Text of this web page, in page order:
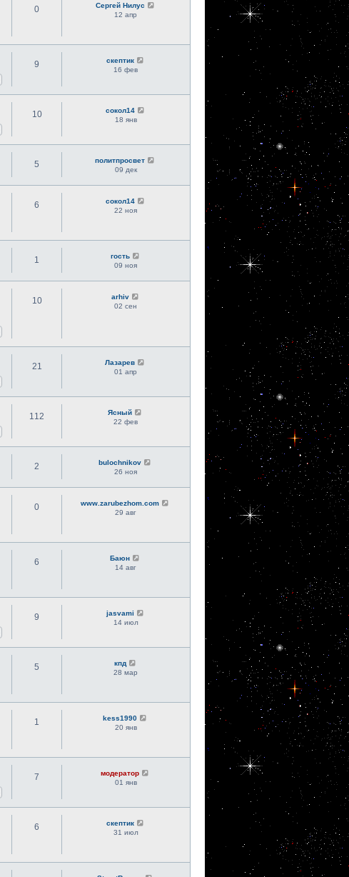
0
Сергей Нилус
12 апр
9
скептик
16 фев
10
сокол14
18 янв
5
политпросвет
09 дек
6
сокол14
22 ноя
1
гость
09 ноя
10
arhiv
02 сен
21
Лазарев
01 апр
112
Ясный
22 фев
2
bulochnikov
26 ноя
0
www.zarubezhom.com
29 авг
6
Баюн
14 авг
9
jasvami
14 июл
5
кпд
28 мар
1
kess1990
20 янв
7
модератор
01 янв
6
скептик
31 июл